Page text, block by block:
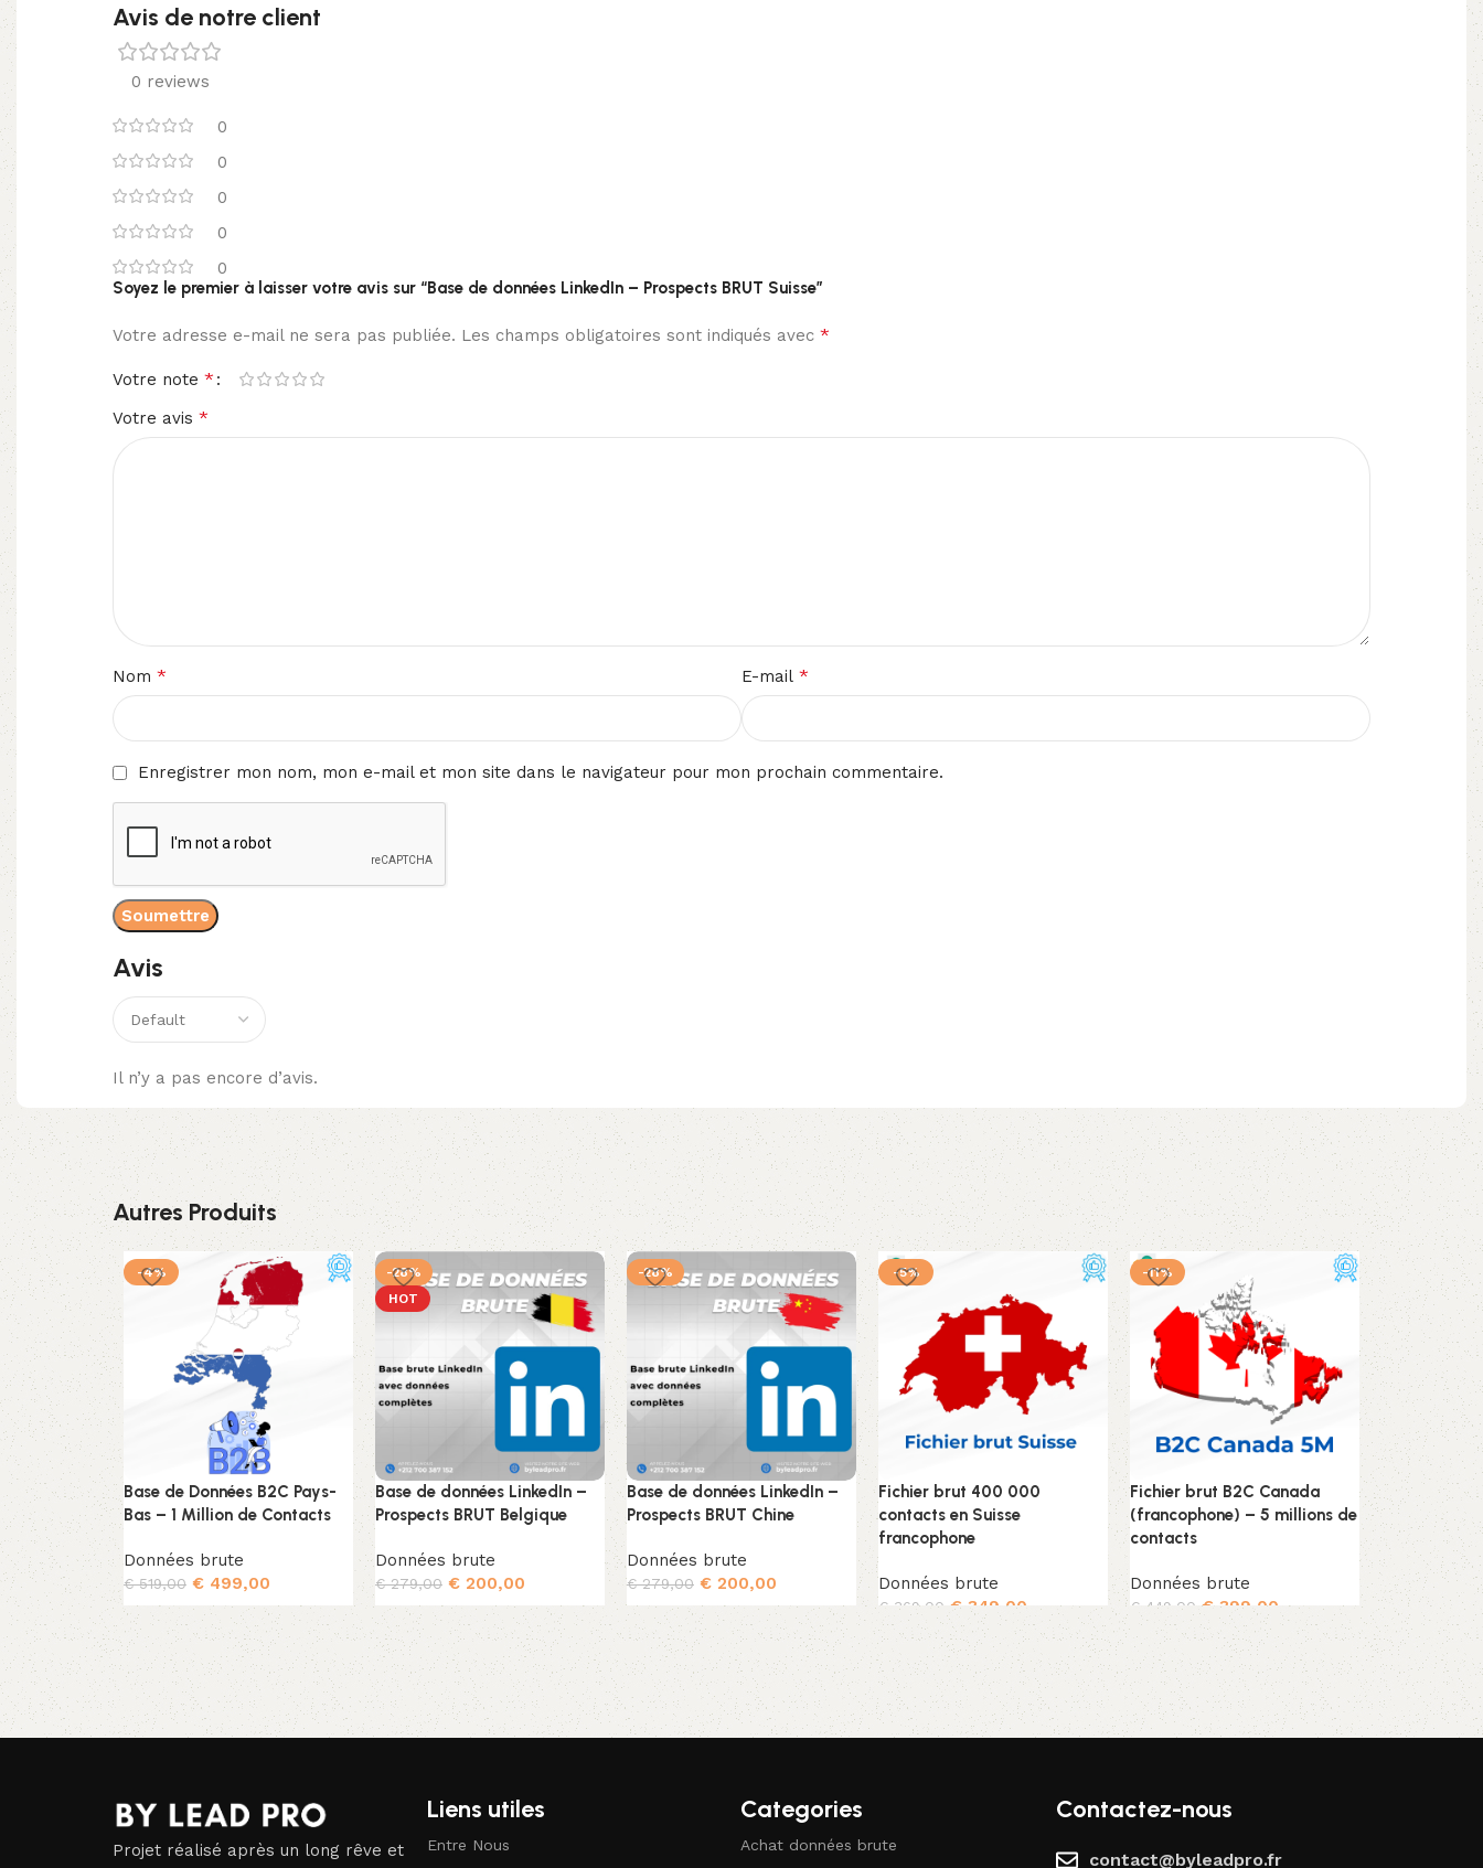
Avis de notre client
0 reviews
0
0
0
0
0
Avis
Il n’y a pas encore d’avis.
Soyez le premier à laisser votre avis sur “Base de données LinkedIn – Prospects BRUT Suisse”
Votre adresse e-mail ne sera pas publiée. Les champs obligatoires sont indiqués avec *
Votre note *
Votre avis *
Nom * E-mail *
Enregistrer mon nom, mon e-mail et mon site dans le navigateur pour mon prochain commentaire.
Autres Produits
-4%
Base de Données B2C Pays-
Bas – 1 Million de Contacts
Données brute
€519,00 € 499,00
Ajouter au panier
-28%
HOT
Base de données LinkedIn –
Prospects BRUT Belgique
Données brute
€279,00 € 200,00
Ajouter au panier
-28%
Base de données LinkedIn –
Prospects BRUT Chine
Données brute
€279,00 € 200,00
Ajouter au panier
-5%
Fichier brut 400 000
contacts en Suisse
francophone
Données brute
€ 369,00 € 349,00
Ajouter au panier
-11%
Fichier brut B2C Canada
(francophone) – 5 millions de
contacts
Données brute
€ 449,00 €399,00
Ajouter au panier
-17%
Fichier
Données
€ 119,00 €
Ajouter au
Projet réalisé après un long rêve et
Liens utiles
Entre Nous
Categories
Achat données brute
Contactez-nous
contact@byleadpro.fr